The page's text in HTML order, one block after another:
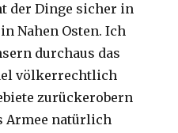
der Dinge sicher in
Nahen Osten. Ich
durchaus das
völkerrechtlich
zurückerobern
Armee natürlich